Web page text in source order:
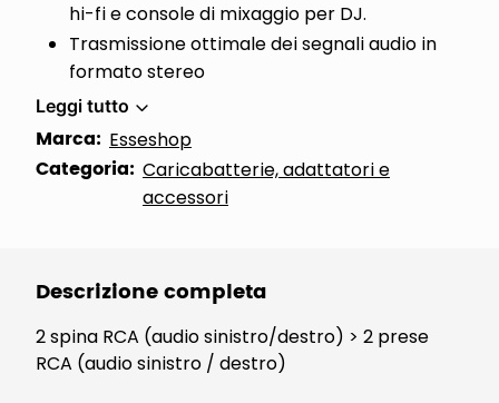
hi-fi e console di mixaggio per DJ.
Trasmissione ottimale dei segnali audio in
formato stereo
Leggi tutto
Marca: Esseshop
Categoria: Caricabatterie, adattatori e
accessori
Descrizione completa
2 spina RCA (audio sinistro/destro) > 2 prese
RCA (audio sinistro / destro)